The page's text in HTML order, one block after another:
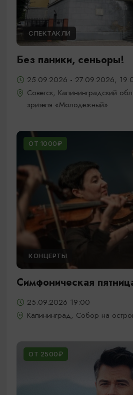
СПЕКТАКЛИ
Без паники, сеньоры!
25.09.2026 - 27.09.2026,
Советск, Калининградский
зрителя «Молодежный»
ОТ 1000₽
КОНЦЕРТЫ
Симфоническая
25.09.2026 19:00
Калининград, Собор на
ОТ 2500₽